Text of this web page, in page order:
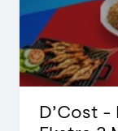
D’Cost -